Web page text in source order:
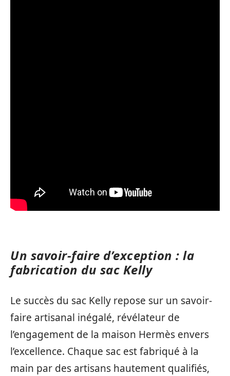
Un savoir-faire d’exception : la
fabrication du sac Kelly
Le succès du sac Kelly repose sur un savoir-
faire artisanal inégalé, révélateur de
l’engagement de la maison Hermès envers
l’excellence. Chaque sac est fabriqué à la
main par des artisans hautement qualifiés,